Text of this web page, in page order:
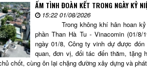
ẤM TÌNH ĐOÀN KẾT TRONG NGÀY KỶ
15:22 01/08/2026
Trong không khí hân hoan kỷ
phần Than Hà Tu - Vinacomin (01/
ngày 01/8, Công ty vinh dự được
quan, đơn vị, đối tác đến thăm, tặng
chốt, cùng ôn lại chặng đường xây dựng và